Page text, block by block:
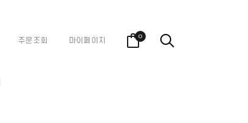
주문조회 마이페이지 0